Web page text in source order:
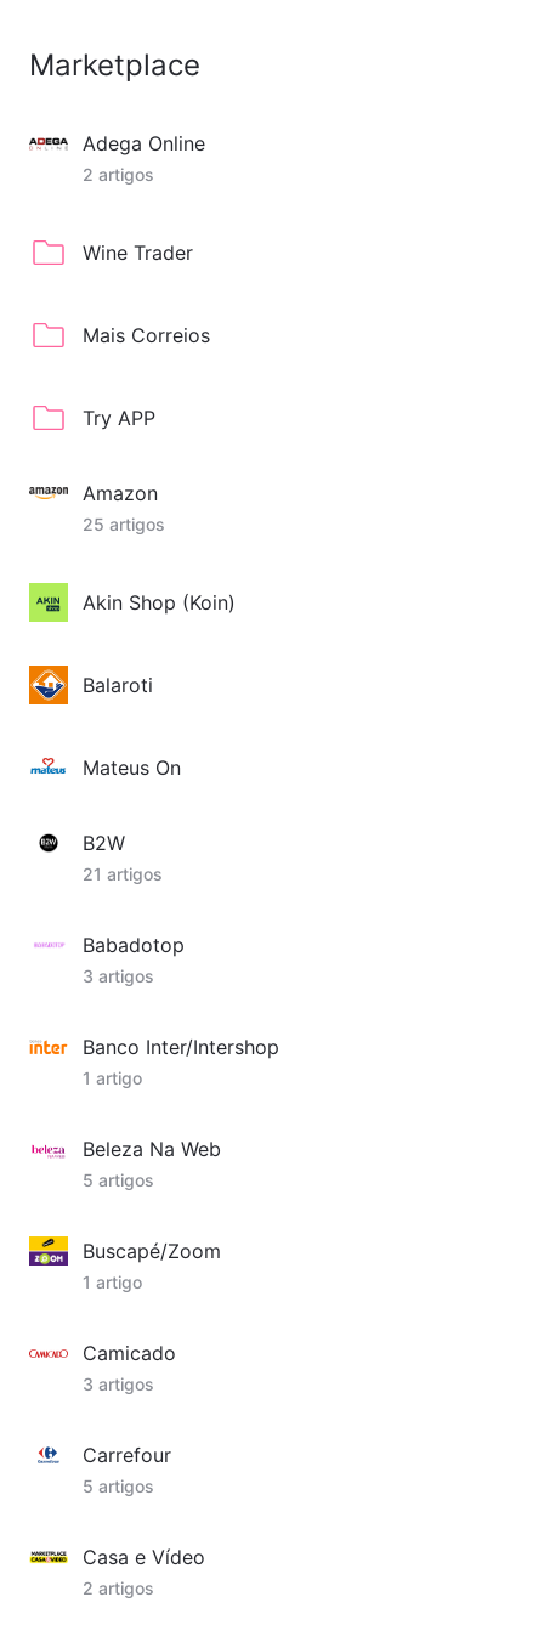
Marketplace
Adega Online
2 artigos
Wine Trader
Mais Correios
Try APP
Amazon
25 artigos
Akin Shop (Koin)
Balaroti
Mateus On
B2W
21 artigos
Babadotop
3 artigos
Banco Inter/Intershop
1 artigo
Beleza Na Web
5 artigos
Buscapé/Zoom
1 artigo
Camicado
3 artigos
Carrefour
5 artigos
Casa e Vídeo
2 artigos